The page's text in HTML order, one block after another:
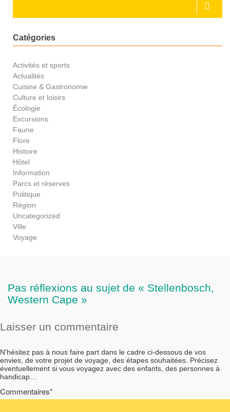
Catégories
Activités et sports
Actualités
Cuisine & Gastronomie
Culture et loisirs
Écologie
Excursions
Faune
Flore
Histoire
Hôtel
Information
Parcs et réserves
Politique
Région
Uncategorized
Ville
Voyage
Pas réflexions au sujet de « Stellenbosch,
Western Cape »
Laisser un commentaire
N'hésitez pas à nous faire part dans le cadre ci-dessous de vos
envies, de votre projet de voyage, des étapes souhaitées. Précisez
éventuellement si vous voyagez avec des enfants, des personnes à
handicap…
Commentaires*